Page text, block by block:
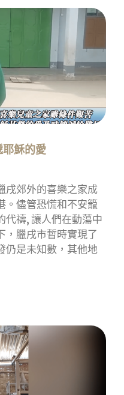
穌的愛
戌郊外的喜樂之家成
。儘管恐慌和不安籠
代禱, 讓人們在動蕩中
，臘戌市暫時實現了
仍是未知數，其他地